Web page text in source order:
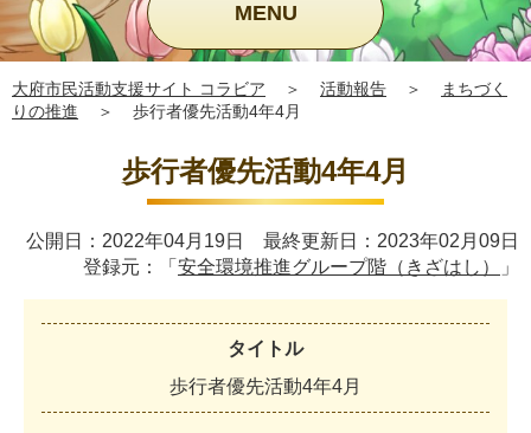
MENU
大府市民活動支援サイト コラビア ＞ 活動報告 ＞
まちづく
りの推進
＞ 歩行者優先活動4年4月
歩行者優先活動4年4月
公開日：2022年04月19日 最終更新日：2023年02月09日
登録元：「 安全環境推進グループ階（きざはし） 」
タイトル
歩行者優先活動4年4月